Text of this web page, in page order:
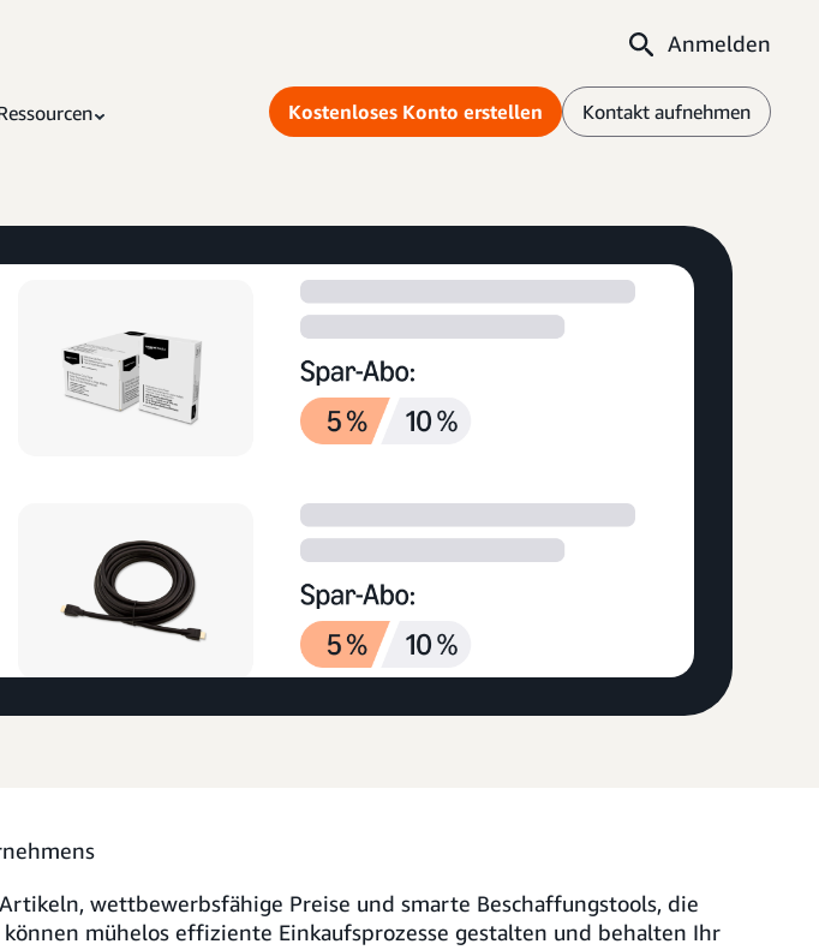
Anmelden
Kostenloses Konto erstellen Kontakt aufnehmen
wettbewerbsfähige Preise und smarte Beschaffungstools, die
mühelos effiziente Einkaufsprozesse gestalten und behalten Ihr